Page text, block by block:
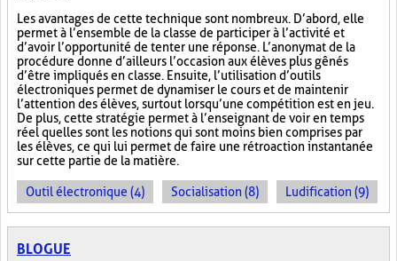
Les avantages de cette technique sont nombreux. D’abord, elle
permet à l’ensemble de la classe de participer à l’activité et
d’avoir l’opportunité de tenter une réponse. L’anonymat de la
procédure donne d’ailleurs l’occasion aux élèves plus gênés
d’être impliqués en classe. Ensuite, l’utilisation d’outils
électroniques permet de dynamiser le cours et de maintenir
l’attention des élèves, surtout lorsqu’une compétition est en jeu.
De plus, cette stratégie permet à l’enseignant de voir en temps
réel quelles sont les notions qui sont moins bien comprises par
les élèves, ce qui lui permet de faire une rétroaction instantanée
sur cette partie de la matière.
Outil électronique (4) Socialisation (8) Ludification (9)
BLOGUE